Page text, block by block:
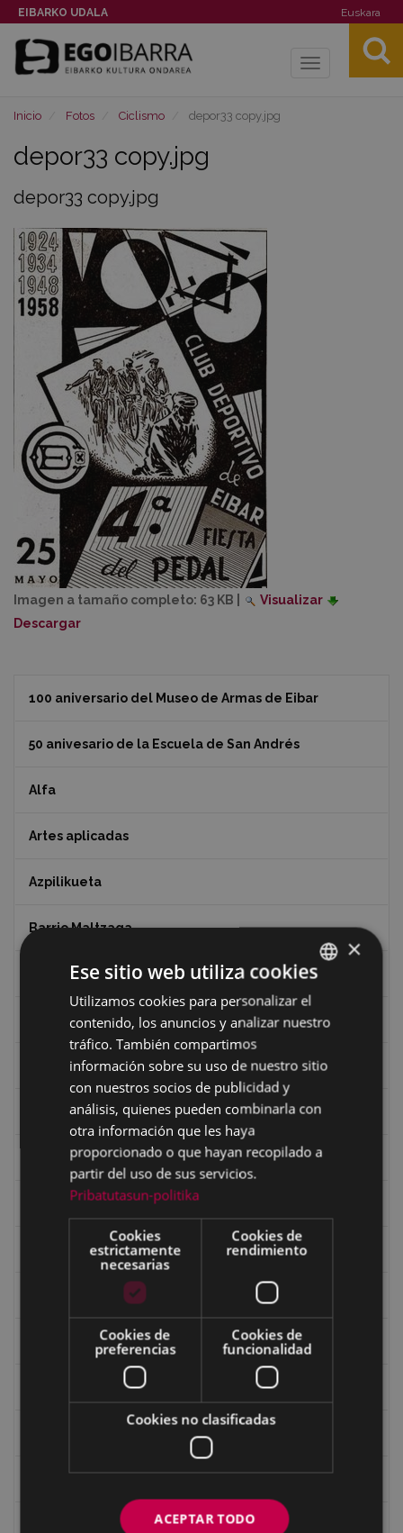
EIBARKO UDALA Euskara
Toggle
Inicio Fotos Ciclismo depor33 copy.jpg
depor33 copy.jpg
depor33 copy.jpg
Imagen a tamaño completo: 63 KB
Visualizar
Descargar
100 aniversario del Museo de Armas de Eibar
50 anivesario de la Escuela de San Andrés
Alfa
Artes aplicadas
Azpilikueta
Barrio Maltzaga
Centro de Interpretación de la Guerra Civil
Ciclismo
Ciclismo "A rueda"
Dibujos de Julen Zabaleta
Eibar desde el aire
Eibartarren ahotan
Fondo Bolumburu
Fondo Carlos Narbaiza
Ignacio Zuloaga (1870-2020)
BASQUE
SPANISH
×
Ese sitio web utiliza cookies
Utilizamos cookies para personalizar el
contenido, los anuncios y analizar nuestro
tráfico. También compartimos
información sobre su uso de nuestro sitio
con nuestros socios de publicidad y
análisis, quienes pueden combinarla con
otra información que les haya
proporcionado o que hayan recopilado a
partir del uso de sus servicios.
Pribatutasun-politika
Cookies
estrictamente
necesarias
Cookies de
rendimiento
Cookies de
preferencias
Cookies de
funcionalidad
Cookies no clasificadas
ACEPTAR TODO